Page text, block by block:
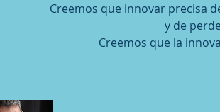
Creemos que innovar precisa
y de
Creemos que la